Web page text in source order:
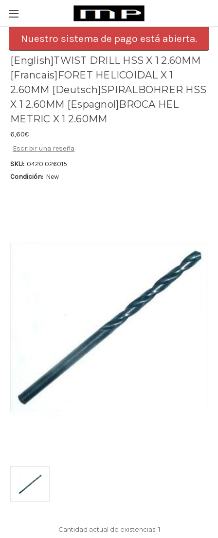
Nuestro sistema de pago está abierta.
[English]TWIST DRILL HSS X 1 2.60MM
[Francais]FORET HELICOIDAL X 1
2.60MM [Deutsch]SPIRALBOHRER HSS
X 1 2.60MM [Espagnol]BROCA HEL
METRIC X 1 2.60MM
6,60€
Escribir una reseña
SKU: 0420 026015
Condición: New
Cantidad actual de existencias: 1